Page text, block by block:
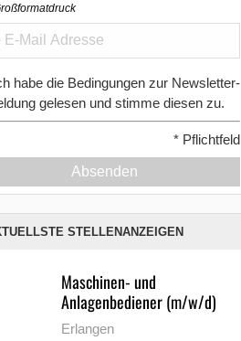
habe die Bedingungen zur Newsletter-
gelesen und stimme diesen zu.
* Pflichtfeld
Absenden
STELLENANZEIGEN
Maschinen- und
Anlagenbediener (m/w/d)
Erlangen